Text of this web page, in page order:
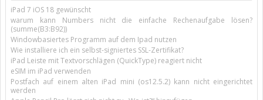
iPad 7 iOS 18 gewünscht
warum kann Numbers nicht die einfache Rechenaufgabe lösen?
(summe(B3:B92))
Windowbasiertes Programm auf dem Ipad nutzen
Wie installiere ich ein selbst-signiertes SSL-Zertifikat?
iPad Leiste mit Textvorschlägen (QuickType) reagiert nicht
eSIM im iPad verwenden
Postfach auf einem alten iPad mini (os12.5.2) kann nicht eingerichtet
werden